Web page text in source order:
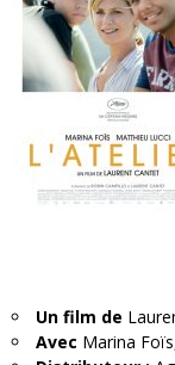
Un film de
Avec Marina